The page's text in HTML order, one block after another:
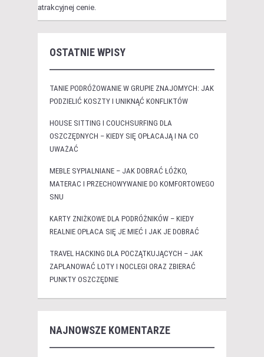
atrakcyjnej cenie.
OSTATNIE WPISY
TANIE PODRÓŻOWANIE W GRUPIE ZNAJOMYCH: JAK
PODZIELIĆ KOSZTY I UNIKNĄĆ KONFLIKTÓW
HOUSE SITTING I COUCHSURFING DLA
OSZCZĘDNYCH – KIEDY SIĘ OPŁACAJĄ I NA CO
UWAŻAĆ
MEBLE SYPIALNIANE – JAK DOBRAĆ ŁÓŻKO,
MATERAC I PRZECHOWYWANIE DO KOMFORTOWEGO
SNU
KARTY ZNIŻKOWE DLA PODRÓŻNIKÓW – KIEDY
REALNIE OPŁACA SIĘ JE MIEĆ I JAK JE DOBRAĆ
TRAVEL HACKING DLA POCZĄTKUJĄCYCH – JAK
ZAPLANOWAĆ LOTY I NOCLEGI ORAZ ZBIERAĆ
PUNKTY OSZCZĘDNIE
NAJNOWSZE KOMENTARZE